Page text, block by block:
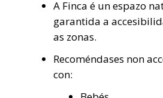
A Finca é un espazo
garantida a
as zonas.
Recoméndases non
con: